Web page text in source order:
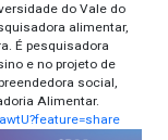
do Vale do
alimentar,
É pesquisadora
e no projeto de
social,
Alimentar.